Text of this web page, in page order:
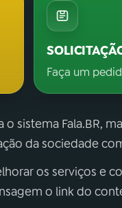
Faça um
sistema Fala.BR,
da sociedade
os serviços e
o link do